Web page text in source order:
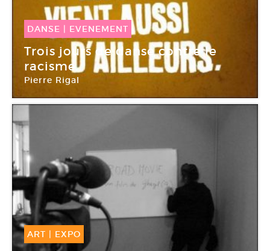
DANSE | EVENEMENT
24 Mar -27 Mar 2016
Trois jours de danse contre le
racisme
Pierre Rigal
ART | EXPO